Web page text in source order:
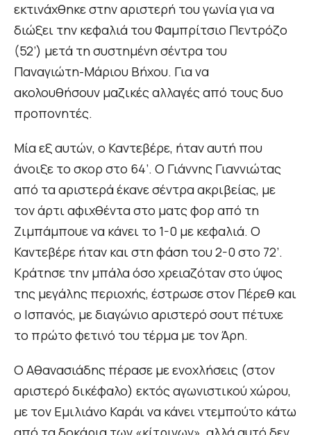
εκτινάχθηκε στην αριστερή του γωνία για να
διώξει την κεφαλιά του Φαμπρίτσιο Πεντρόζο
(52’) μετά τη συστημένη σέντρα του
Παναγιώτη-Μάριου Βήχου. Για να
ακολουθήσουν μαζικές αλλαγές από τους δυο
προπονητές.
Μία εξ αυτών, ο Καντεβέρε, ήταν αυτή που
άνοιξε το σκορ στο 64’. Ο Γιάννης Γιαννιώτας
από τα αριστερά έκανε σέντρα ακριβείας, με
τον άρτι αφιχθέντα στο ματς φορ από τη
Ζιμπάμπουε να κάνει το 1-0 με κεφαλιά. Ο
Καντεβέρε ήταν και στη φάση του 2-0 στο 72’.
Κράτησε την μπάλα όσο χρειαζόταν στο ύψος
της μεγάλης περιοχής, έστρωσε στον Πέρεθ και
ο Ισπανός, με διαγώνιο αριστερό σουτ πέτυχε
το πρώτο φετινό του τέρμα με τον Άρη.
Ο Αθανασιάδης πέρασε με ενοχλήσεις (στον
αριστερό δικέφαλο) εκτός αγωνιστικού χώρου,
με τον Εμιλιάνο Καράι να κάνει ντεμπούτο κάτω